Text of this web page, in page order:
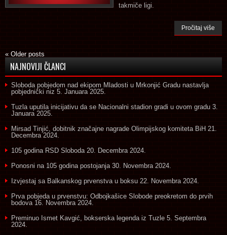
takmiče ligi.
Pročitaj više
« Older posts
NAJNOVIJI ČLANCI
Sloboda pobjedom nad ekipom Mladosti u Mrkonjić Gradu nastavlja
pobjednički niz 5. Januara 2025.
Tuzla uputila inicijativu da se Nacionalni stadion gradi u ovom gradu 3.
Januara 2025.
Mirsad Tinjić, dobitnik značajne nagrade Olimpijskog komiteta BiH 21.
Decembra 2024.
105 godina RSD Sloboda 20. Decembra 2024.
Ponosni na 105 godina postojanja 30. Novembra 2024.
Izvjestaj sa Balkanskog prvenstva u boksu 22. Novembra 2024.
Prva pobjeda u prvenstvu: Odbojkašice Slobode preokretom do prvih
bodova 16. Novembra 2024.
Preminuo Ismet Kavgić, bokserska legenda iz Tuzle 5. Septembra
2024.